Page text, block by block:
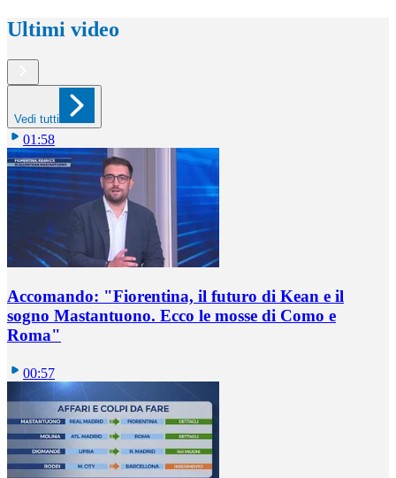
Ultimi video
Vedi tutti
01:58
Accomando: "Fiorentina, il futuro di Kean e il
sogno Mastantuono. Ecco le mosse di Como e
Roma"
00:57